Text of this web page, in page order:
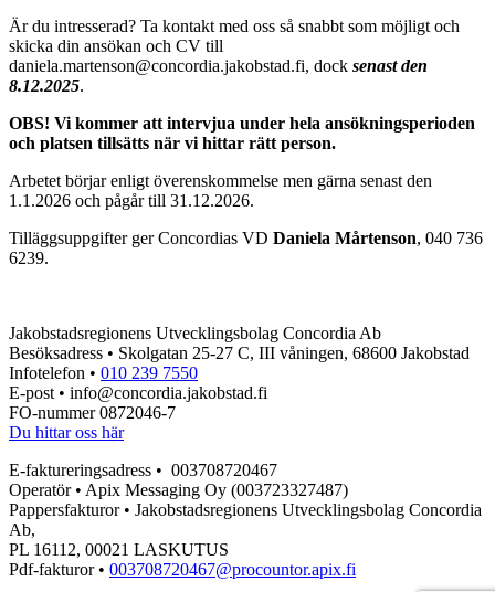
Är du intresserad? Ta kontakt med oss så snabbt som möjligt och
skicka din ansökan och CV till
daniela.martenson@concordia.jakobstad.fi, dock senast den
8.12.2025.
OBS! Vi kommer att intervjua under hela ansökningsperioden
och platsen tillsätts när vi hittar rätt person.
Arbetet börjar enligt överenskommelse men gärna senast den
1.1.2026 och pågår till 31.12.2026.
Tilläggsuppgifter ger Concordias VD Daniela Mårtenson, 040 736
6239.
Jakobstadsregionens Utvecklingsbolag Concordia Ab
Besöksadress • Skolgatan 25-27 C, III våningen, 68600 Jakobstad
Infotelefon • 010 239 7550
E-post • info@concordia.jakobstad.fi
FO-nummer 0872046-7
Du hittar oss här
E-faktureringsadress • 003708720467
Operatör • Apix Messaging Oy (003723327487)
Pappersfakturor • Jakobstadsregionens Utvecklingsbolag Concordia
Ab,
PL 16112, 00021 LASKUTUS
Pdf-fakturor • 003708720467@procountor.apix.fi